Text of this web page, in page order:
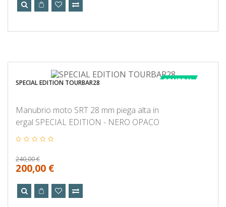
COMPRA!
SPECIAL EDITION TOURBAR28
Manubrio moto SRT 28 mm piega alta in
ergal SPECIAL EDITION - NERO OPACO
240,00 €
200,00 €